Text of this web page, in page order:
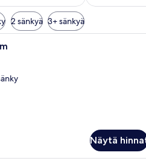
2 sänkyä 3+ sänkyä
Minibaari, tallelokero
Näytä